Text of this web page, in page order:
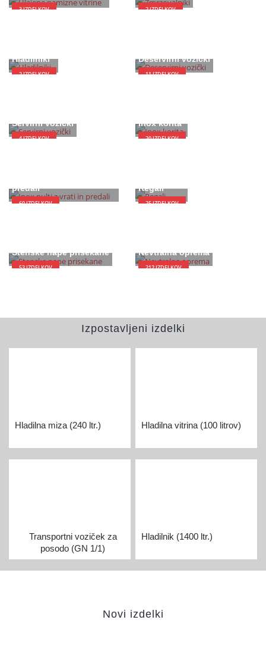
3IZDELKOV 2IZDELKOV
Hladilniki
2IZDELKOV
Deservirni vozički
11IZDELKOV
Servirni vozički
4IZDELKOV
Inox korita
20IZDELKOV
predali
60IZDELKOV
Regali
25IZDELKOV
Stenske nape prisekane
53IZDELKOV
Nevtralna oprema
212IZDELKOV
Izpostavljeni izdelki
Hladilna miza (240 ltr.) Hladilna vitrina (100 litrov)
Transportni voziček za
posodo (GN 1/1)
Hladilnik (1400 ltr.)
Novi izdelki